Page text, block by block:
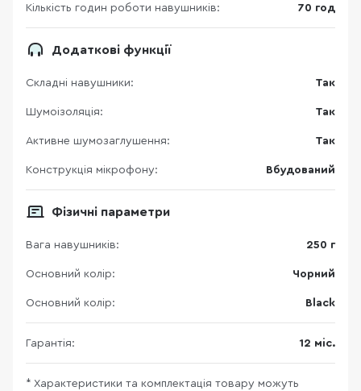
Кількість годин роботи навушників: 70 год
Додаткові функції
Складні навушники: Так
Шумоізоляція: Так
Активне шумозаглушення: Так
Конструкція мікрофону: Вбудований
Фізичні параметри
Вага навушників: 250 г
Основний колір: Чорний
Основний колір: Black
Гарантія: 12 міс.
* Характеристики та комплектація товару можуть